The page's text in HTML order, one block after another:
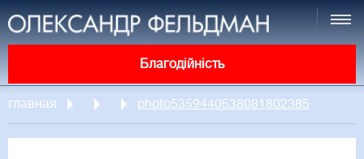
Благодійність
главная photo5359440538081802385